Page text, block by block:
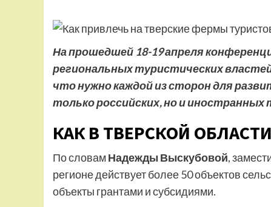
На прошедшей 18-19 апреля
региональных туристических
что нужно каждой из сторон для
только российских, но и иностранных
КАК В ТВЕРСКОЙ
По словамНадежды Выскубовой,
регионе действует более 50 объектов
объекты грантами и субсидиями.